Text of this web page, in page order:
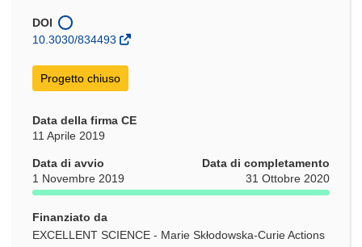
una
nuova
DOI
10.3030/834493
Progetto chiuso
Data della firma CE
11 Aprile 2019
Data di avvio
1 Novembre 2019
Data di completamento
31 Ottobre 2020
Finanziato da
EXCELLENT SCIENCE - Marie Skłodowska-Curie Actions